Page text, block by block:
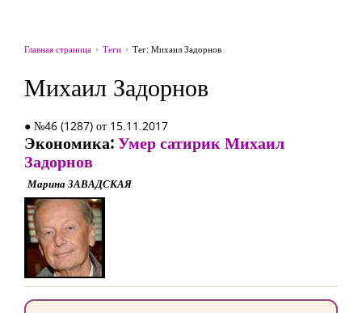
Главная страница Теги Тег: Михаил Задорнов
Михаил Задорнов
● №46 (1287) от 15.11.2017
Экономика:Умер сатирик Михаил
Задорнов
Марина ЗАВАДСКАЯ